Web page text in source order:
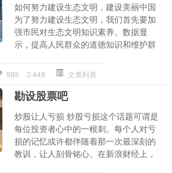
如何努力建设生态文明，建设美丽中国
为了努力建设生态文明，我们首先要加
强市民对生态文明知识素养。数据显
示，提高人民群众的道德知识和维护群
985 449 文章列表
勘设股票吧
炒股让人亏损 炒股亏损这个话题可谓是
每位投资者心中的一根刺。每个人对亏
损的记忆或许都伴随着那一次最深刻的
教训，让人刻骨铭心。在新浪财经上，